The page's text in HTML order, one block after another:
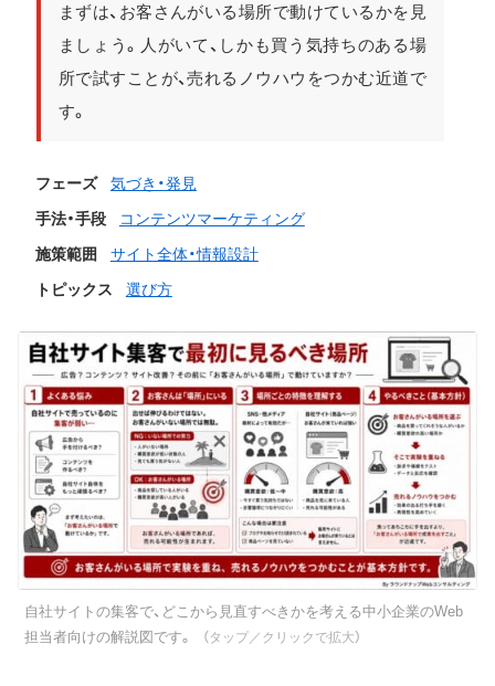
まずは、お客さんがいる場所で動けているかを見
ましょう。人がいて、しかも買う気持ちのある場
所で試すことが、売れるノウハウをつかむ近道で
す。
フェーズ
気づき・発見
手法・手段
コンテンツマーケティング
施策範囲
サイト全体・情報設計
トピックス
選び方
自社サイトの集客で、どこから見直すべきかを考える中小企業のWeb
担当者向けの解説図です。
（タップ／クリックで拡大）